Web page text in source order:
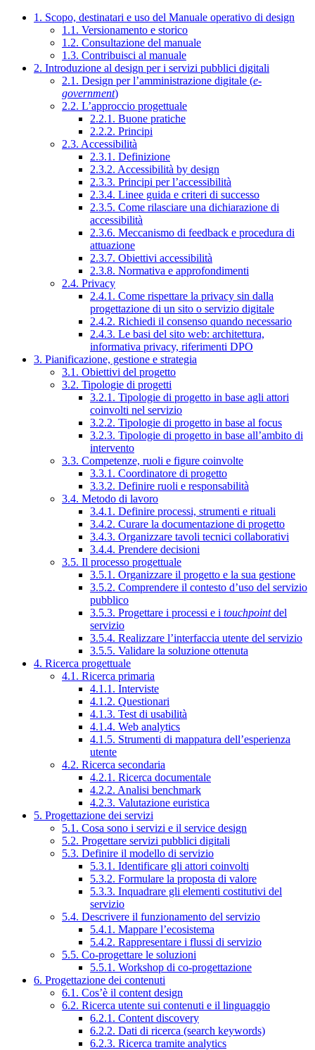
1. Scopo, destinatari e uso del Manuale operativo di design
1.1. Versionamento e storico
1.2. Consultazione del manuale
1.3. Contribuisci al manuale
2. Introduzione al design per i servizi pubblici digitali
2.1. Design per l’amministrazione digitale (e-
government)
2.2. L’approccio progettuale
2.2.1. Buone pratiche
2.2.2. Principi
2.3. Accessibilità
2.3.1. Definizione
2.3.2. Accessibilità by design
2.3.3. Principi per l’accessibilità
2.3.4. Linee guida e criteri di successo
2.3.5. Come rilasciare una dichiarazione di
accessibilità
2.3.6. Meccanismo di feedback e procedura di
attuazione
2.3.7. Obiettivi accessibilità
2.3.8. Normativa e approfondimenti
2.4. Privacy
2.4.1. Come rispettare la privacy sin dalla
progettazione di un sito o servizio digitale
2.4.2. Richiedi il consenso quando necessario
2.4.3. Le basi del sito web: architettura,
informativa privacy, riferimenti DPO
3. Pianificazione, gestione e strategia
3.1. Obiettivi del progetto
3.2. Tipologie di progetti
3.2.1. Tipologie di progetto in base agli attori
coinvolti nel servizio
3.2.2. Tipologie di progetto in base al focus
3.2.3. Tipologie di progetto in base all’ambito di
intervento
3.3. Competenze, ruoli e figure coinvolte
3.3.1. Coordinatore di progetto
3.3.2. Definire ruoli e responsabilità
3.4. Metodo di lavoro
3.4.1. Definire processi, strumenti e rituali
3.4.2. Curare la documentazione di progetto
3.4.3. Organizzare tavoli tecnici collaborativi
3.4.4. Prendere decisioni
3.5. Il processo progettuale
3.5.1. Organizzare il progetto e la sua gestione
3.5.2. Comprendere il contesto d’uso del servizio
pubblico
3.5.3. Progettare i processi e i touchpointdel
servizio
3.5.4. Realizzare l’interfaccia utente del servizio
3.5.5. Validare la soluzione ottenuta
4. Ricerca progettuale
4.1. Ricerca primaria
4.1.1. Interviste
4.1.2. Questionari
4.1.3. Test di usabilità
4.1.4. Web analytics
4.1.5. Strumenti di mappatura dell’esperienza
utente
4.2. Ricerca secondaria
4.2.1. Ricerca documentale
4.2.2. Analisi benchmark
4.2.3. Valutazione euristica
5. Progettazione dei servizi
5.1. Cosa sono i servizi e il service design
5.2. Progettare servizi pubblici digitali
5.3. Definire il modello di servizio
5.3.1. Identificare gli attori coinvolti
5.3.2. Formulare la proposta di valore
5.3.3. Inquadrare gli elementi costitutivi del
servizio
5.4. Descrivere il funzionamento del servizio
5.4.1. Mappare l’ecosistema
5.4.2. Rappresentare i flussi di servizio
5.5. Co-progettare le soluzioni
5.5.1. Workshop di co-progettazione
6. Progettazione dei contenuti
6.1. Cos’è il content design
6.2. Ricerca utente sui contenuti e il linguaggio
6.2.1. Content discovery
6.2.2. Dati di ricerca (search keywords)
6.2.3. Ricerca tramite analytics